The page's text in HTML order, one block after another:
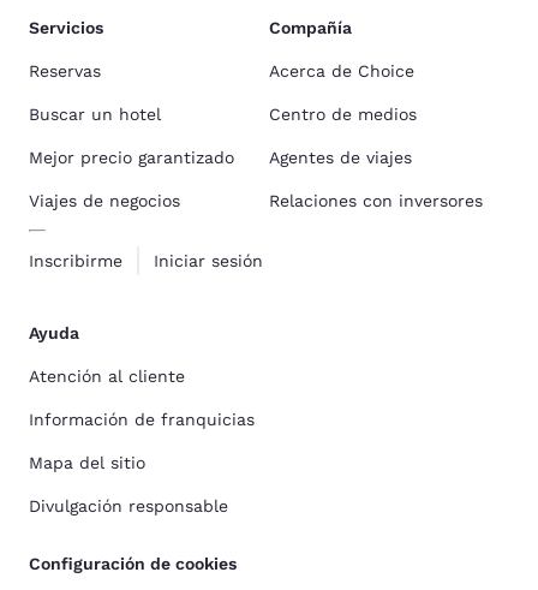
Servicios
Reservas
Buscar un hotel
Mejor precio garantizado
Viajes de negocios
Inscribirme Iniciar sesión
Compañía
Acerca de Choice
Centro de medios
Agentes de viajes
Relaciones con inversores
Ayuda
Atención al cliente
Información de franquicias
Mapa del sitio
Divulgación responsable
Configuración de cookies